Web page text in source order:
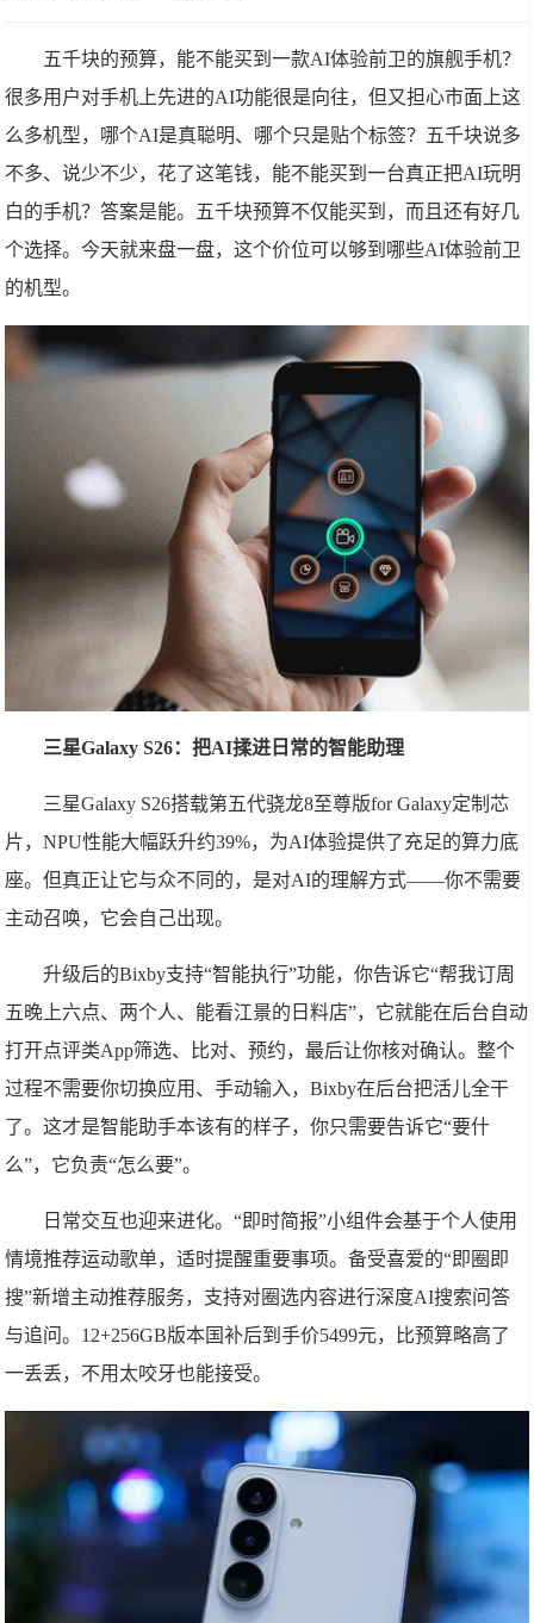
五千块的预算，能不能买到一款AI体验前卫的旗舰手机？
很多用户对手机上先进的AI功能很是向往，但又担心市面上这
么多机型，哪个AI是真聪明、哪个只是贴个标签？五千块说多
不多、说少不少，花了这笔钱，能不能买到一台真正把AI玩明
白的手机？答案是能。五千块预算不仅能买到，而且还有好几
个选择。今天就来盘一盘，这个价位可以够到哪些AI体验前卫
的机型。
三星Galaxy S26：把AI揉进日常的智能助理
三星Galaxy S26搭载第五代骁龙8至尊版for Galaxy定制芯
片，NPU性能大幅跃升约39%，为AI体验提供了充足的算力底
座。但真正让它与众不同的，是对AI的理解方式——你不需要
主动召唤，它会自己出现。
升级后的Bixby支持“智能执行”功能，你告诉它“帮我订周
五晚上六点、两个人、能看江景的日料店”，它就能在后台自动
打开点评类App筛选、比对、预约，最后让你核对确认。整个
过程不需要你切换应用、手动输入，Bixby在后台把活儿全干
了。这才是智能助手本该有的样子，你只需要告诉它“要什
么”，它负责“怎么要”。
日常交互也迎来进化。“即时简报”小组件会基于个人使用
情境推荐运动歌单，适时提醒重要事项。备受喜爱的“即圈即
搜”新增主动推荐服务，支持对圈选内容进行深度AI搜索问答
与追问。12+256GB版本国补后到手价5499元，比预算略高了
一丢丢，不用太咬牙也能接受。